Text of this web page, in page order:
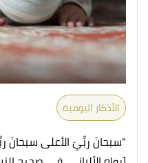
الأذكار اليومية
"سبحانَ ربِّيَ الأعلى سبحانَ